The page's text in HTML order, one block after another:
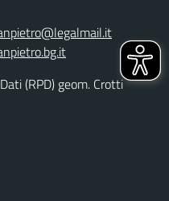
(RPD) geom. Crotti